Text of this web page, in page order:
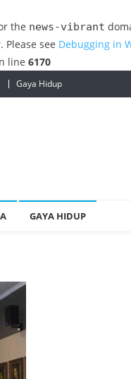
the news-vibrant
Please see Debugging in
line 6170
Gaya Hidup
GAYA HIDUP